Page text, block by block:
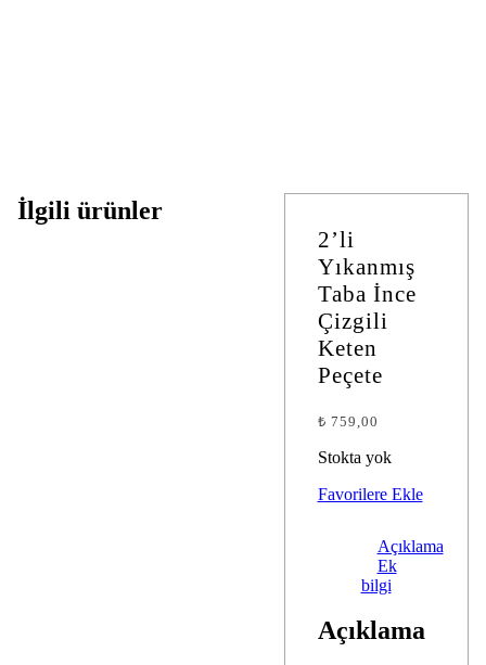
2’li
Yıkanmış
Taba İnce
Çizgili
Keten
Peçete
₺ 759,00
Stokta yok
Favorilere Ekle
Açıklama
Ek
bilgi
Açıklama
İlgili ürünler